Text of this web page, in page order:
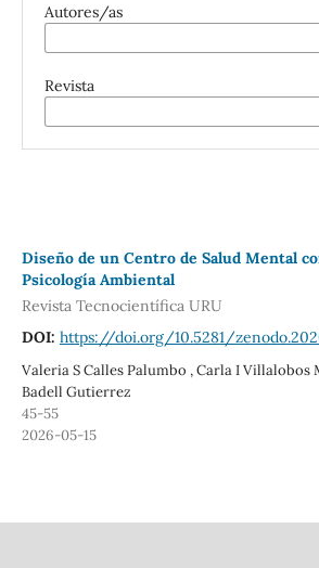
Autores/as
Revista
Diseño de un Centro de Salud Mental
Psicología Ambiental
Revista Tecnocientífica URU
DOI: https://doi.org/10.5281/
Valeria S Calles Palumbo , Carla I Villalobos
Badell Gutierrez
45-55
2026-05-15